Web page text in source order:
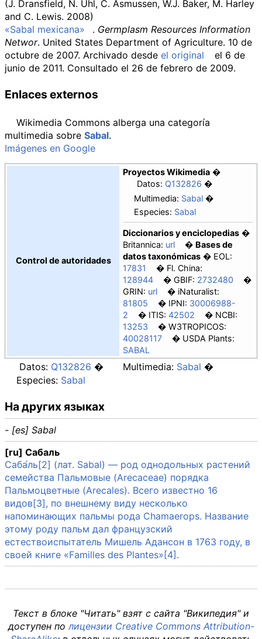
(J. Dransfield, N. Uhl, C. Asmussen, W.J. Baker, M. Harley
and C. Lewis. 2008)
«Sabal mexicana»
. Germplasm Resources Information
Networ. United States Department of Agriculture. 10 de
octubre de 2007. Archivado desde el original
el 6 de
junio de 2011. Consultado el 26 de febrero de 2009.
Enlaces externos
Wikimedia Commons alberga una categoría
multimedia sobre Sabal.
Imágenes en Google
Control de autoridades
Proyectos Wikimedia
Datos: Q132826
Multimedia: Sabal
Especies: Sabal
Diccionarios y enciclopedias
Britannica: url
Bases de
datos taxonómicas
EOL:
17831
Fl. China:
128944
GBIF: 2732480
GRIN: url
iNaturalist:
81805
IPNI: 30006988-
2
ITIS: 42502
NCBI:
13253
W3TROPICOS:
40028117
USDA Plants:
SABAL
Datos: Q132826 Multimedia: Sabal
Especies: Sabal
На других языках
- [es] Sabal
[ru] Сабаль
Саба́ль[2] (лат. Sabal) — род однодольных растений
семейства Пальмовые (Arecaceae) порядка
Пальмоцветные (Arecales). Всего известно 16
видов[3], по внешнему виду несколько
напоминающих пальмы рода Chamaerops. Название
этому роду пальм дал французский
естествоиспытатель Мишель Адансон в 1763 году, в
своей книге «Familles des Plantes»[4].
Текст в блоке "Читать" взят с сайта "Википедия" и
доступен по лицензии Creative Commons Attribution-